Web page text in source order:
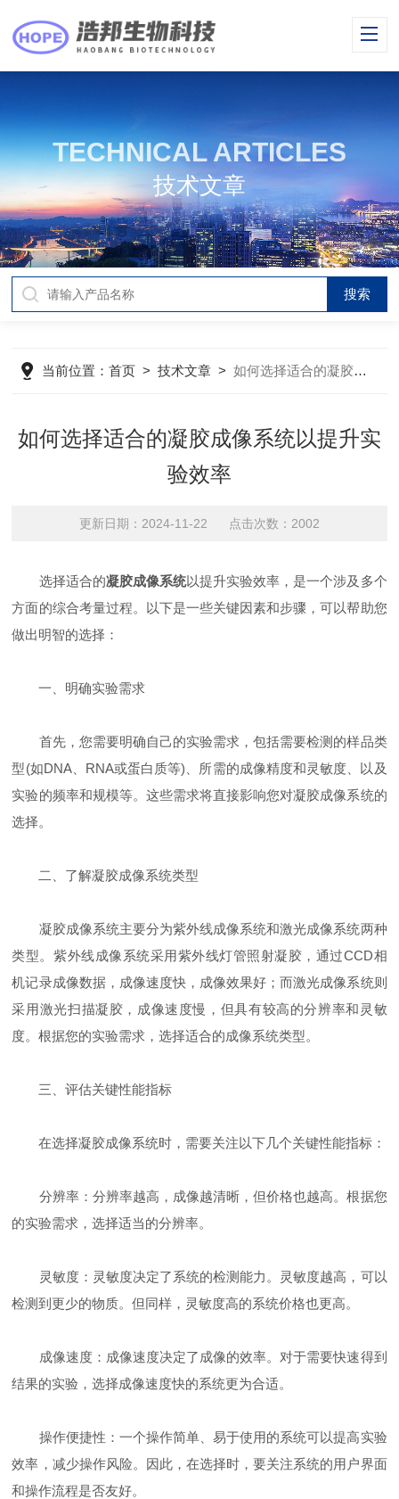
TECHNICAL ARTICLES
技术文章
当前位置：首页 >技术文章 >如何选择适合的凝胶成像系统以提升实验效率
如何选择适合的凝胶成像系统以提升实
验效率
更新日期：2024-11-22 点击次数：2002
选择适合的凝胶成像系统以提升实验效率，是一个涉及多个
方面的综合考量过程。以下是一些关键因素和步骤，可以帮助您
做出明智的选择：
一、明确实验需求
首先，您需要明确自己的实验需求，包括需要检测的样品类
型(如DNA、RNA或蛋白质等)、所需的成像精度和灵敏度、以及
实验的频率和规模等。这些需求将直接影响您对凝胶成像系统的
选择。
二、了解凝胶成像系统类型
凝胶成像系统主要分为紫外线成像系统和激光成像系统两种
类型。紫外线成像系统采用紫外线灯管照射凝胶，通过CCD相
机记录成像数据，成像速度快，成像效果好；而激光成像系统则
采用激光扫描凝胶，成像速度慢，但具有较高的分辨率和灵敏
度。根据您的实验需求，选择适合的成像系统类型。
三、评估关键性能指标
在选择凝胶成像系统时，需要关注以下几个关键性能指标：
分辨率：分辨率越高，成像越清晰，但价格也越高。根据您
的实验需求，选择适当的分辨率。
灵敏度：灵敏度决定了系统的检测能力。灵敏度越高，可以
检测到更少的物质。但同样，灵敏度高的系统价格也更高。
成像速度：成像速度决定了成像的效率。对于需要快速得到
结果的实验，选择成像速度快的系统更为合适。
操作便捷性：一个操作简单、易于使用的系统可以提高实验
效率，减少操作风险。因此，在选择时，要关注系统的用户界面
和操作流程是否友好。